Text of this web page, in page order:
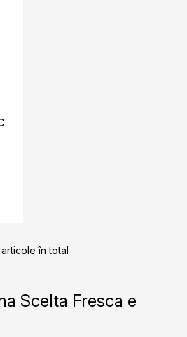
C
t
articole în total
Scelta Fresca e